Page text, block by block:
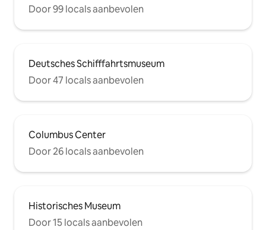
Door 99 locals aanbevolen
Deutsches Schifffahrtsmuseum
Door 47 locals aanbevolen
Columbus Center
Door 26 locals aanbevolen
Historisches Museum
Door 15 locals aanbevolen